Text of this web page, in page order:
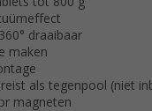
draaibaar
maken
als tegenpool (niet
magneten